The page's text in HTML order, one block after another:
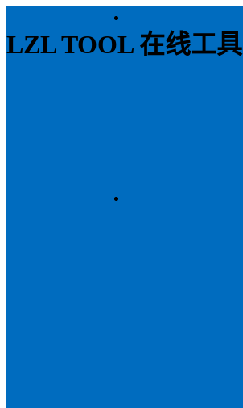
LZL TOOL 在线工具